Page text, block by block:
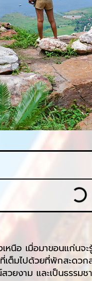
หนือ เมื่อมาขอนแก่น
ต็มไปด้วยที่พักสะดว
ยงาม และเป็นธรร